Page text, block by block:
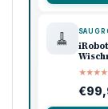
🧹
★★★★